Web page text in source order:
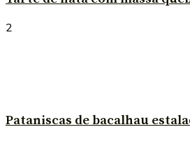
2
Pataniscas de bacalhau